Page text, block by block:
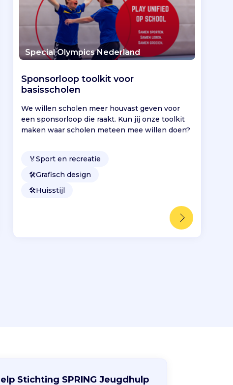
Special Olympics Nederland
Sponsorloop toolkit voor
basisscholen
We willen scholen meer houvast geven voor
een sponsorloop die raakt. Kun jij onze toolkit
maken waar scholen meteen mee willen doen?
🏅Sport en recreatie
🛠️Grafisch design
🛠️Huisstijl
Stichting SPRING Jeugdhulp